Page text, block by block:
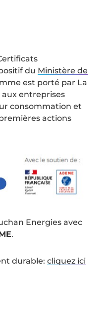
du Ministère de
est porté par La
aux entreprises
consommation et
actions
Energies avec
.
durable: cliquez ici